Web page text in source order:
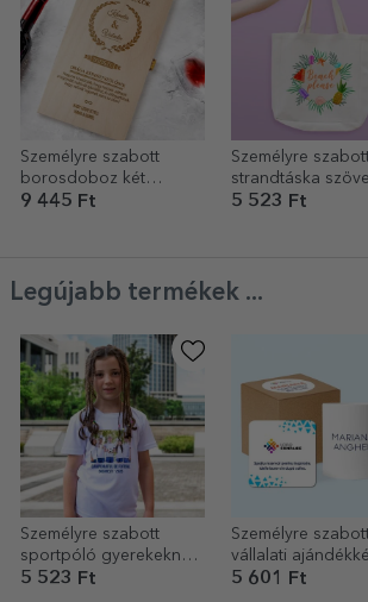
Személyre szabott
borosdoboz két
palackhoz
9 445 Ft
Személyre
strandtáska
Beach please
5 523 Ft
Legújabb termékek ...
Személyre szabott
sportpóló gyerekeknek,
fotóval és szöveggel
5 523 Ft
Személyre
vállalati
– Üdvözöljük a
5 601 Ft